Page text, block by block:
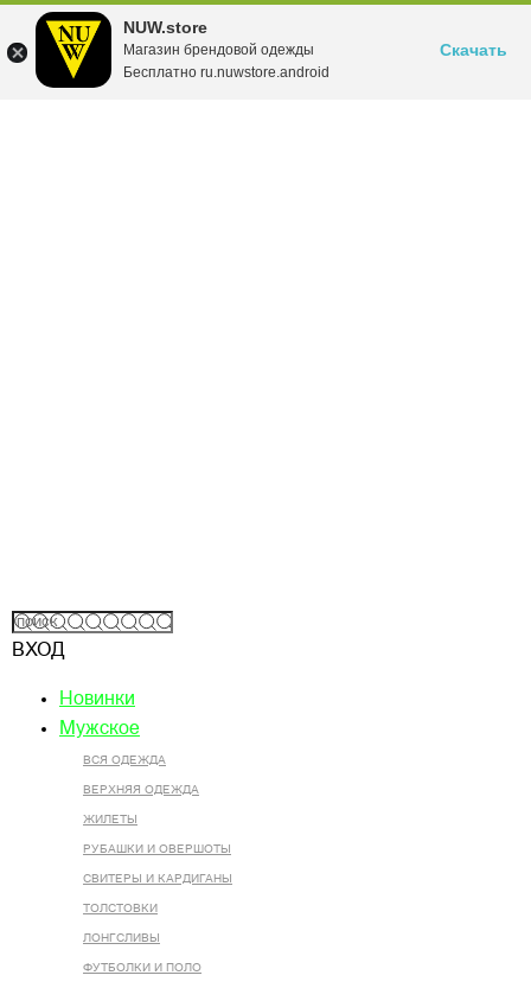
NUW.store
Магазин брендовой одежды
Бесплатно ru.nuwstore.android
Скачать
ВХОД
Новинки
Мужское
ВСЯ ОДЕЖДА
ВЕРХНЯЯ ОДЕЖДА
ЖИЛЕТЫ
РУБАШКИ И ОВЕРШОТЫ
СВИТЕРЫ И КАРДИГАНЫ
ТОЛСТОВКИ
ЛОНГСЛИВЫ
ФУТБОЛКИ И ПОЛО